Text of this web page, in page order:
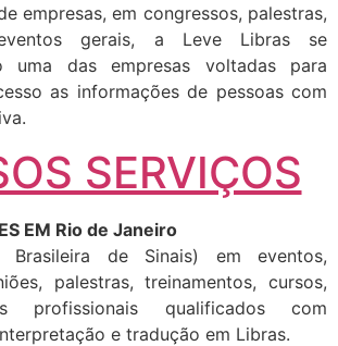
empresas, em congressos, palestras,
gerais, a Leve Libras se
uma das empresas voltadas para
as informações de pessoas com
SERVIÇOS
EM Rio de Janeiro
Brasileira de Sinais) em eventos,
palestras, treinamentos, cursos,
profissionais qualificados com
e tradução em Libras.